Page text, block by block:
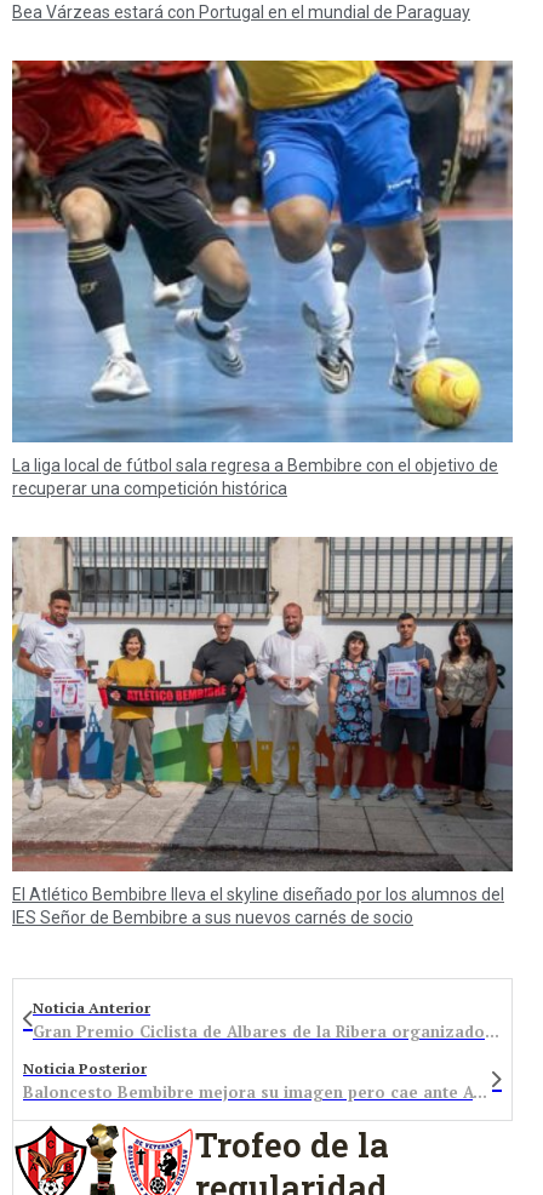
Bea Várzeas estará con Portugal en el mundial de Paraguay
La liga local de fútbol sala regresa a Bembibre con el objetivo de
recuperar una competición histórica
El Atlético Bembibre lleva el skyline diseñado por los alumnos del
IES Señor de Bembibre a sus nuevos carnés de socio
Noticia Anterior
Gran Premio Ciclista de Albares de la Ribera organizado por el Club Deportivo Bembibre Ciclista
Noticia Posterior
Baloncesto Bembibre mejora su imagen pero cae ante Avenida
Trofeo de la